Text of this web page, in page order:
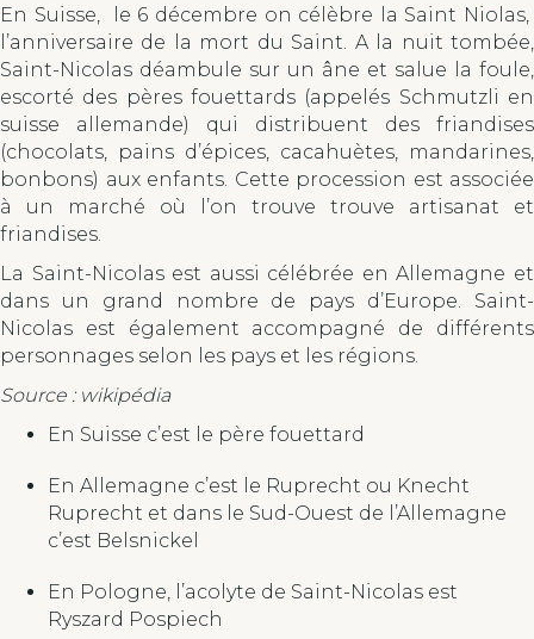
En Suisse, le 6 décembre on célèbre la Saint Niolas,
l’anniversaire de la mort du Saint. A la nuit tombée,
Saint-Nicolas déambule sur un âne et salue la foule,
escorté des pères fouettards (appelés Schmutzli en
suisse allemande) qui distribuent des friandises
(chocolats, pains d’épices, cacahuètes, mandarines,
bonbons) aux enfants. Cette procession est associée
à un marché où l’on trouve trouve artisanat et
friandises.
La Saint-Nicolas est aussi célébrée en Allemagne et
dans un grand nombre de pays d’Europe. Saint-
Nicolas est également accompagné de différents
personnages selon les pays et les régions.
Source : wikipédia
En Suisse c’est le père fouettard
En Allemagne c’est le Ruprecht ou Knecht
Ruprecht et dans le Sud-Ouest de l’Allemagne
c’est Belsnickel
En Pologne, l’acolyte de Saint-Nicolas est
Ryszard Pospiech